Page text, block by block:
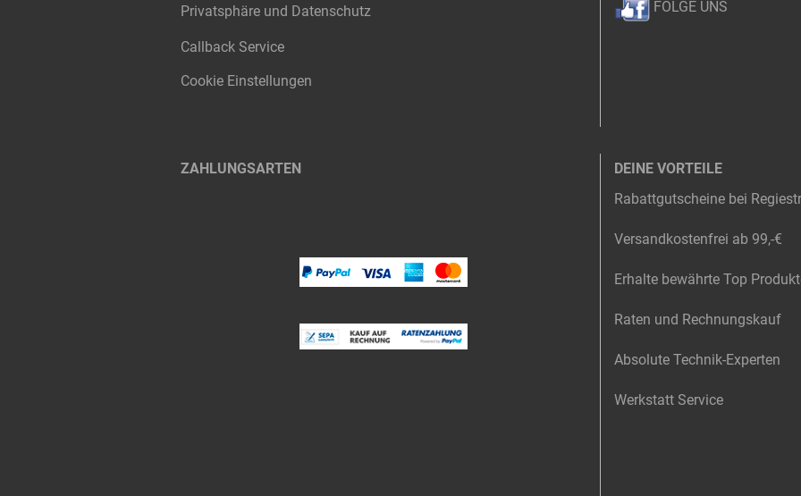
Privatsphäre und Datenschutz
Callback Service
Cookie Einstellungen
FOLGE UNS
ZAHLUNGSARTEN
DEINE VORTEILE
Rabattgutscheine bei
Versandkostenfrei ab 99,-€
Erhalte bewährte Top
Raten und Rechnungskauf
Absolute Technik-Experten
Werkstatt Service